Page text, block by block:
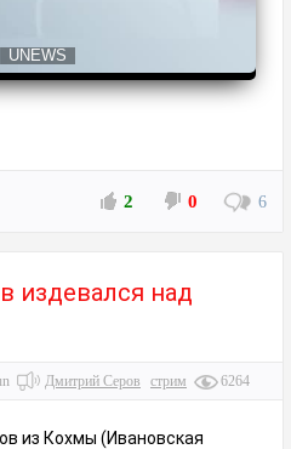
UNEWS
2 0 6
издевался над
Дмитрий Серов стрим 6264
из Кохмы (Ивановская